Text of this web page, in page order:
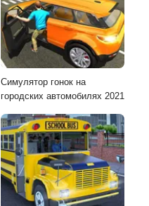
Симулятор гонок на
городских автомобилях 2021